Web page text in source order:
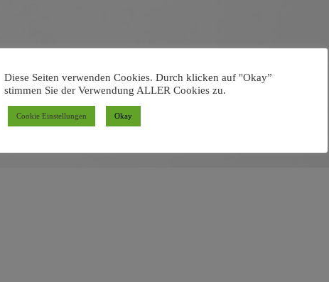
Diese Seiten verwenden Cookies. Durch klicken auf "Okay”
stimmen Sie der Verwendung ALLER Cookies zu.
Cookie Einstellungen Okay